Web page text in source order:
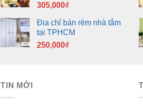
305,000₫
Địa chỉ bán rèm nhà tắm
tại TPHCM
250,000₫
TIN MỚI